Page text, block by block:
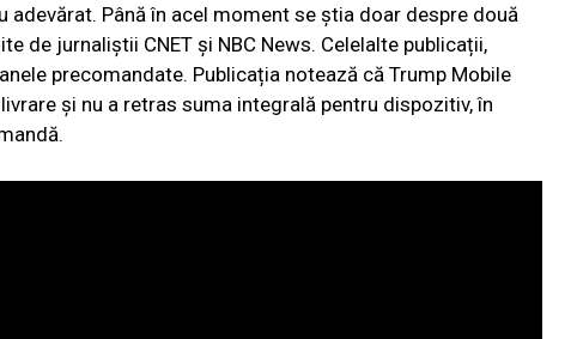
adevărat. Până în acel moment se știa doar despre două
de jurnaliștii CNET și NBC News. Celelalte publicații,
precomandate. Publicația notează că Trump Mobile
și nu a retras suma integrală pentru dispozitiv, în